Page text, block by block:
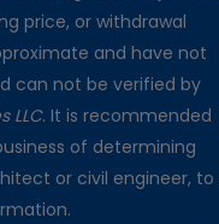
price, or withdrawal
and have not
can not be verified by
LLC. It is recommended
of determining
or civil engineer, to